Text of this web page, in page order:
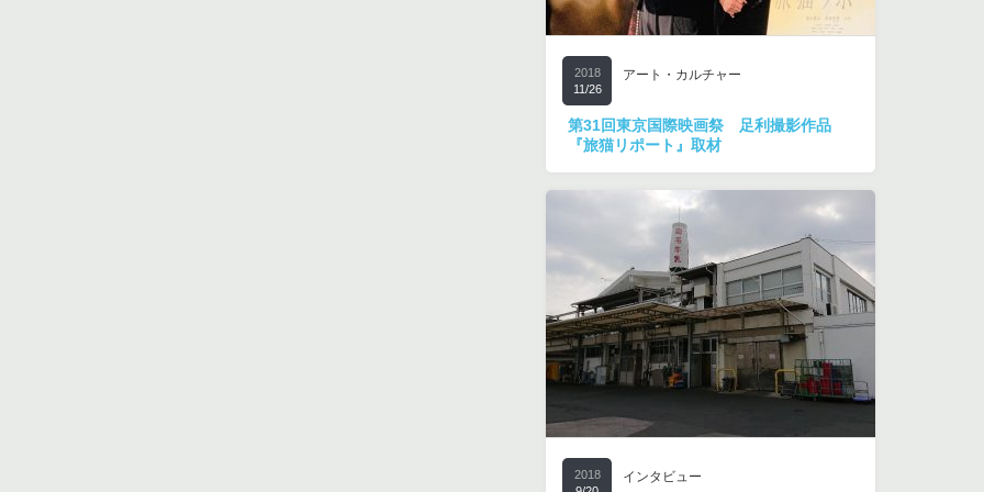
2018
11/26
アート・カルチャー
第31回東京国際映画祭 足利撮影作品
『旅猫リポート』取材
2018
インタビュー